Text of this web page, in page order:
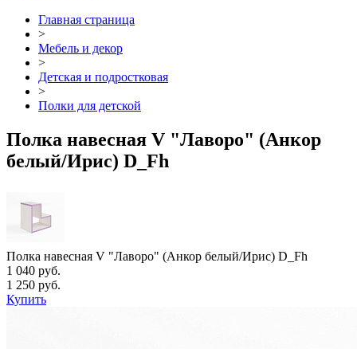
Главная страница
>
Мебель и декор
>
Детская и подростковая
>
Полки для детской
Полка навесная V "Лаворо" (Анкор
белый/Ирис) D_Fh
Полка навесная V "Лаворо" (Анкор белый/Ирис) D_Fh
1 040 руб.
1 250 руб.
Купить